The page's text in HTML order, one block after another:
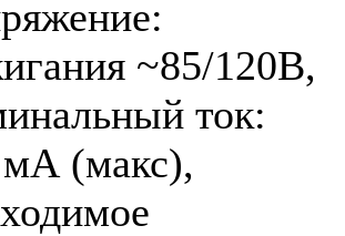
~85/120В,
ток:
(макс),